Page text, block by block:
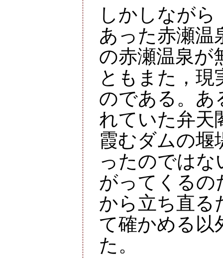
しかしなが
あった赤瀬温
の赤瀬温泉が
ともまた，
のである。あ
れていた弁天
霞むダムの堰
ったのでは
がってくるの
から立ち直る
て確かめる以
た。